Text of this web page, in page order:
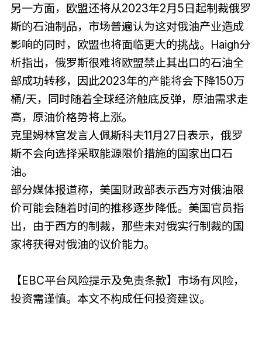
另一方面，欧盟还将从2023年2月5日起制裁俄罗
斯的石油制品，市场普遍认为这对俄油产业造成
影响的同时，欧盟也将面临更大的挑战。Haigh分
析指出，俄罗斯很难将欧盟禁止其出口的石油全
部成功转移，因此2023年的产能将会下降150万
桶/天，同时随着全球经济触底反弹，原油需求走
高，原油价格势将上涨。
克里姆林宫发言人佩斯科夫11月27日表示，俄罗
斯不会向选择采取能源限价措施的国家出口石
油。
部分媒体报道称，美国财政部表示西方对俄油限
价可能会随着时间的推移逐步降低。美国官员指
出，由于西方的制裁，那些未对俄实行制裁的国
家将获得对俄油的议价能力。
【EBC平台风险提示及免责条款】市场有风险，
投资需谨慎。本文不构成任何投资建议。